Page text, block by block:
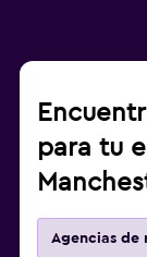
para tu
Agencias de